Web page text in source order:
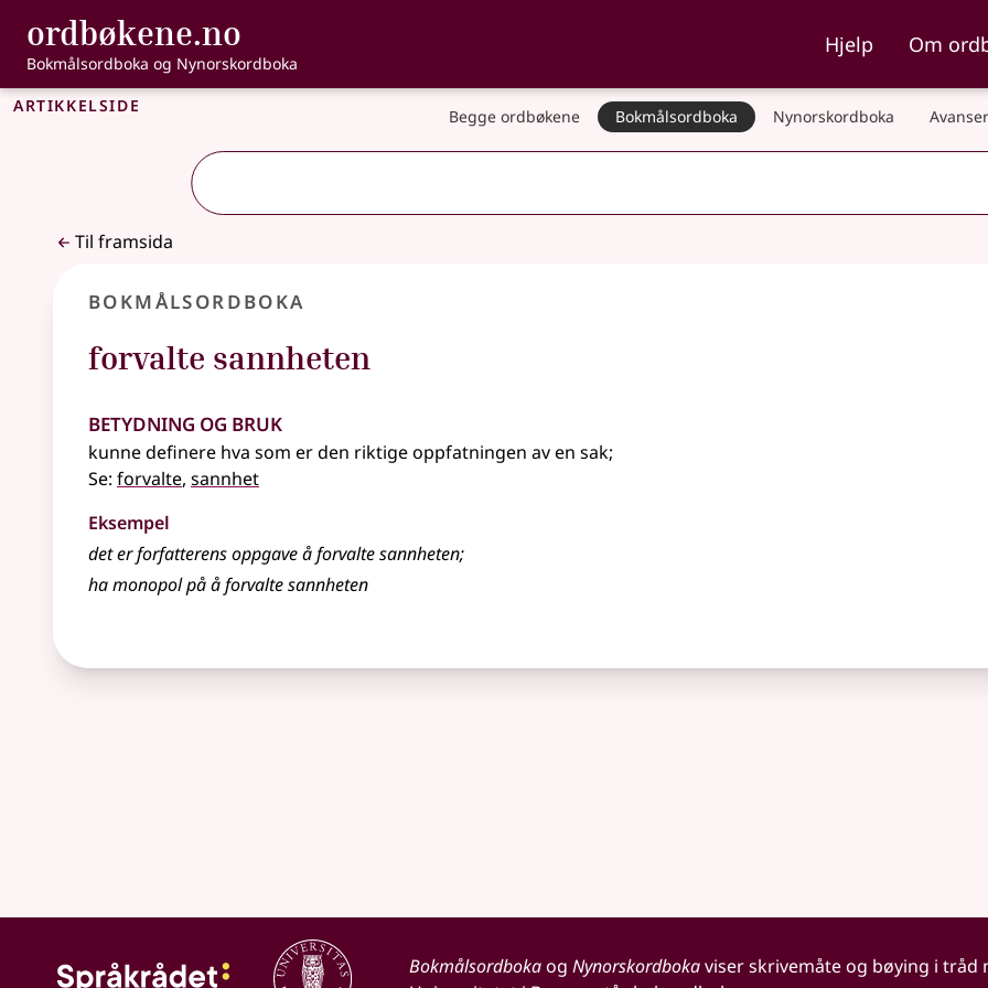
Gå til hovudinnhald
Tilgjenge
ordbøkene.no , Bokmålsordboka og Nynorskordboka
Bokmålsordboka og Nynorskordboka
Hjelp Om
Artikkelside Begge ordbøkene Bokmålsordboka Nynorskordboka
Til framsida
Bokmålsordboka
forvalte sannheten
Betydning og bruk
kunne definere hva som er den riktige oppfatningen av en sak;
Se: forvalte, sannhet
Eksempel
det er forfatterens oppgave å forvalte sannheten;
ha monopol på å forvalte sannheten
Bokmålsordbokaog Nynorskordbokaviser skrivemåte og bøying i tråd